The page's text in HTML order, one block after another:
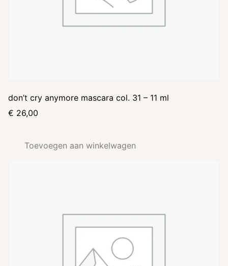
don’t cry anymore mascara col. 31 – 11 ml
€ 26,00
Toevoegen aan winkelwagen